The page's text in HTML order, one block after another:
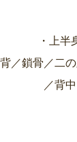
・上半
／鎖骨／二
／背中